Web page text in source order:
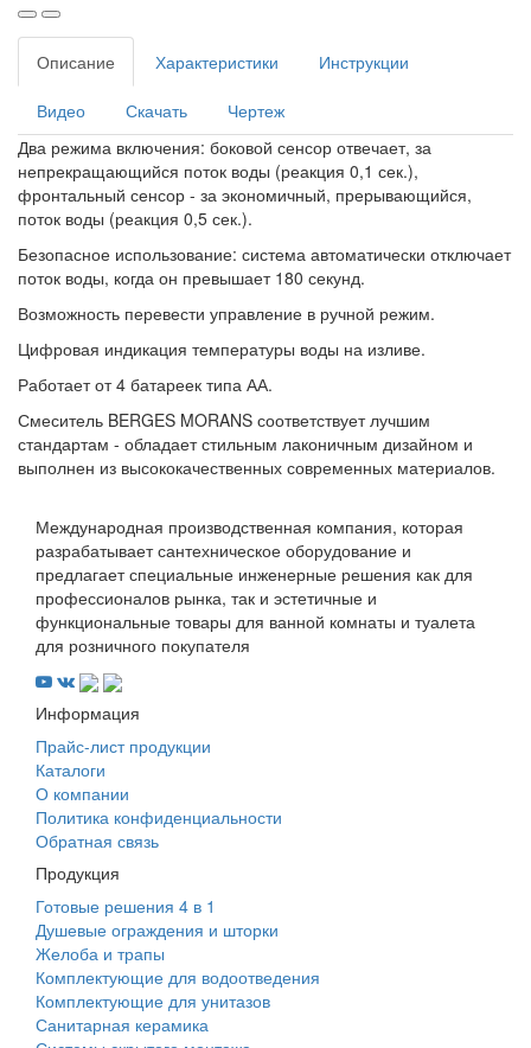
Описание Характеристики Инструкции
Видео Скачать
Чертеж
Два режима включения: боковой сенсор отвечает, за
непрекращающийся поток воды (реакция 0,1 сек.),
фронтальный сенсор - за экономичный, прерывающийся,
поток воды (реакция 0,5 сек.).
Безопасное использование: система автоматически отключает
поток воды, когда он превышает 180 секунд.
Возможность перевести управление в ручной режим.
Цифровая индикация температуры воды на изливе.
Работает от 4 батареек типа АА.
Смеситель BERGES MORANS соответствует лучшим
стандартам - обладает стильным лаконичным дизайном и
выполнен из высококачественных современных материалов.
Международная производственная компания, которая
разрабатывает сантехническое оборудование и
предлагает специальные инженерные решения как для
профессионалов рынка, так и эстетичные и
функциональные товары для ванной комнаты и туалета
для розничного покупателя
Информация
Прайс-лист продукции
Каталоги
О компании
Политика конфиденциальности
Обратная связь
Продукция
Готовые решения 4 в 1
Душевые ограждения и шторки
Желоба и трапы
Комплектующие для водоотведения
Комплектующие для унитазов
Санитарная керамика